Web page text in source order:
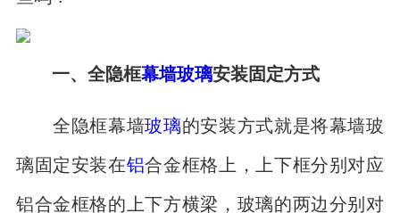
一、全隐框幕墙玻璃安装固定方式
全隐框幕墙玻璃的安装方式就是将幕墙玻
璃固定安装在铝合金框格上，上下框分别对应
铝合金框格的上下方横梁，玻璃的两边分别对